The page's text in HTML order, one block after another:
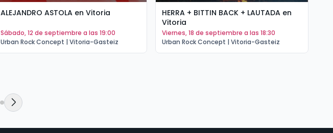
ALEJANDRO ASTOLA en Vitoria
sábado, 12 de septiembre a las 19:00
Urban Rock Concept | Vitoria-Gasteiz
HERRA + BITTIN BACK + LAUTADA en
Vitoria
viernes, 18 de septiembre a las 18:30
Urban Rock Concept | Vitoria-Gasteiz